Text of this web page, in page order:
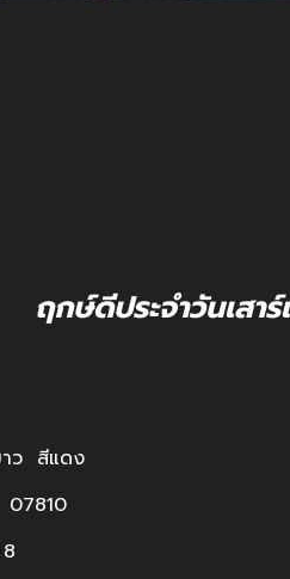
ฤกษ์ดีประจำวันเสา
ว สีแดง
07810